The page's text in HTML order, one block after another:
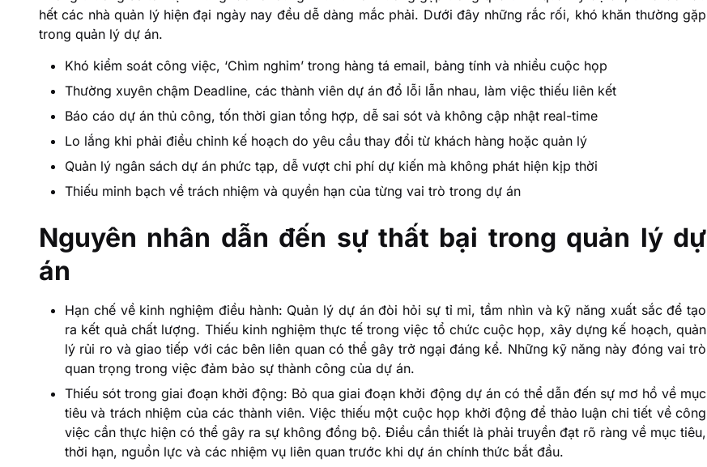
hết các nhà quản lý hiện đại ngày nay đều dễ dàng mắc phải. Dưới đây những rắc rối, khó khăn thường gặp
trong quản lý dự án.
Khó kiểm soát công việc, ‘Chìm nghỉm’ trong hàng tá email, bảng tính và nhiều cuộc họp
Thường xuyên chậm Deadline, các thành viên dự án đổ lỗi lẫn nhau, làm việc thiếu liên kết
Báo cáo dự án thủ công, tốn thời gian tổng hợp, dễ sai sót và không cập nhật real-time
Lo lắng khi phải điều chỉnh kế hoạch do yêu cầu thay đổi từ khách hàng hoặc quản lý
Quản lý ngân sách dự án phức tạp, dễ vượt chi phí dự kiến mà không phát hiện kịp thời
Thiếu minh bạch về trách nhiệm và quyền hạn của từng vai trò trong dự án
Nguyên nhân dẫn đến sự thất bại trong quản lý dự
án
Hạn chế về kinh nghiệm điều hành: Quản lý dự án đòi hỏi sự tỉ mỉ, tầm nhìn và kỹ năng xuất sắc để tạo
ra kết quả chất lượng. Thiếu kinh nghiệm thực tế trong việc tổ chức cuộc họp, xây dựng kế hoạch, quản
lý rủi ro và giao tiếp với các bên liên quan có thể gây trở ngại đáng kể. Những kỹ năng này đóng vai trò
quan trọng trong việc đảm bảo sự thành công của dự án.
Thiếu sót trong giai đoạn khởi động: Bỏ qua giai đoạn khởi động dự án có thể dẫn đến sự mơ hồ về mục
tiêu và trách nhiệm của các thành viên. Việc thiếu một cuộc họp khởi động để thảo luận chi tiết về công
việc cần thực hiện có thể gây ra sự không đồng bộ. Điều cần thiết là phải truyền đạt rõ ràng về mục tiêu,
thời hạn, nguồn lực và các nhiệm vụ liên quan trước khi dự án chính thức bắt đầu.